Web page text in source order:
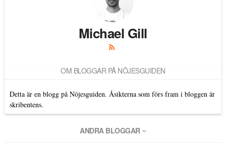
Michael Gill
OM BLOGGAR PÅ NÖJESGUIDEN
Detta är en blogg på Nöjesguiden. Åsikterna som förs fram i bloggen är
skribentens.
ANDRA BLOGGAR